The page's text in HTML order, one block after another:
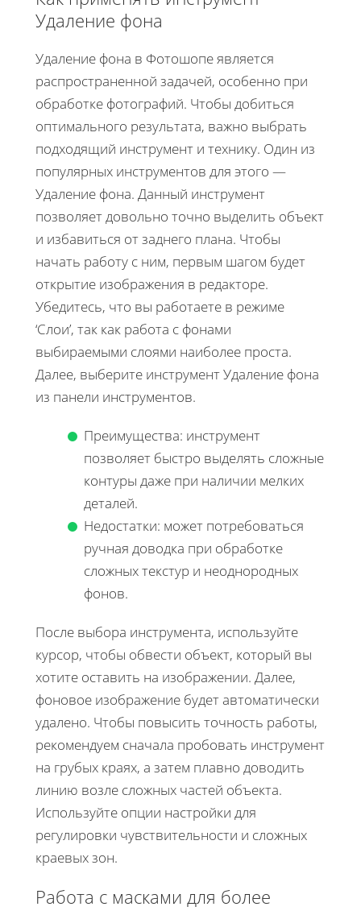
Удаление фона
Удаление фона в Фотошопе является
распространенной задачей, особенно при
обработке фотографий. Чтобы добиться
оптимального результата, важно выбрать
подходящий инструмент и технику. Один из
популярных инструментов для этого —
Удаление фона. Данный инструмент
позволяет довольно точно выделить объект
и избавиться от заднего плана. Чтобы
начать работу с ним, первым шагом будет
открытие изображения в редакторе.
Убедитесь, что вы работаете в режиме
‘Слои’, так как работа с фонами
выбираемыми слоями наиболее проста.
Далее, выберите инструмент Удаление фона
из панели инструментов.
Преимущества: инструмент
позволяет быстро выделять сложные
контуры даже при наличии мелких
деталей.
Недостатки: может потребоваться
ручная доводка при обработке
сложных текстур и неоднородных
фонов.
После выбора инструмента, используйте
курсор, чтобы обвести объект, который вы
хотите оставить на изображении. Далее,
фоновое изображение будет автоматически
удалено. Чтобы повысить точность работы,
рекомендуем сначала пробовать инструмент
на грубых краях, а затем плавно доводить
линию возле сложных частей объекта.
Используйте опции настройки для
регулировки чувствительности и сложных
краевых зон.
Работа с масками для более